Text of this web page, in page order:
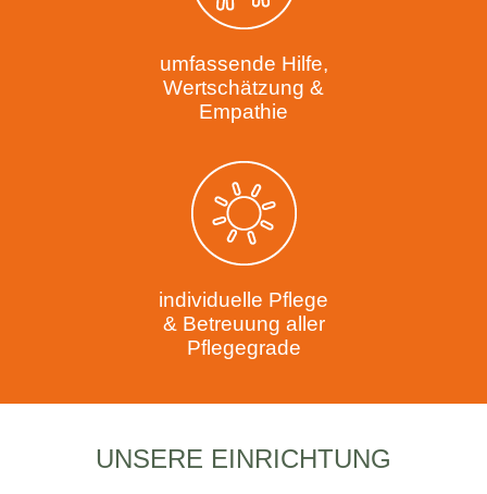
umfassende Hilfe,
Wertschätzung &
Empathie
individuelle Pflege
& Betreuung aller
Pflegegrade
UNSERE EINRICHTUNG